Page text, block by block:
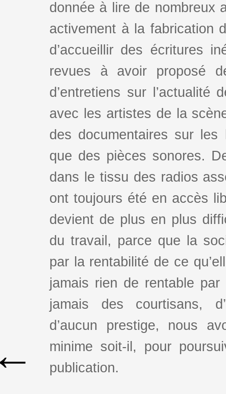
donnée à lire de nombreux
activement à la fabrication
d’accueillir des écritures
revues à avoir proposé
d’entretiens sur l’actualité
avec les artistes de la
des documentaires sur
que des pièces sonores.
dans le tissu des radios
ont toujours été en accès
devient de plus en plus
du travail, parce que la
par la rentabilité de ce
jamais rien de rentable
jamais des courtisans,
d’aucun prestige, nous
minime soit-il, pour
publication.